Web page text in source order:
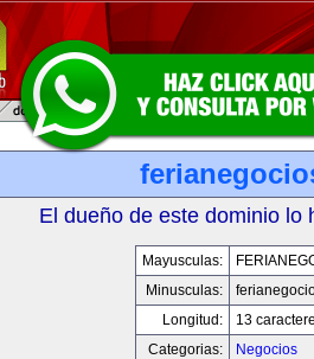
El dueño de este dominio lo
Mayusculas:
Minusculas:
Longitud:
13
Categorias:
Negocios